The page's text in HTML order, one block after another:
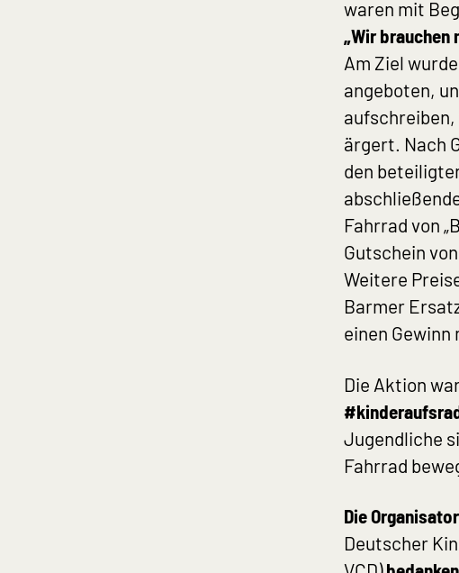
waren mit
„Wir brauchen
Am Ziel
angeboten,
aufschreiben,
ärgert. Nach
den
Fahrrad von
Gutschein
Weitere
Barmer
einen
Die Aktion
Jugendliche
Fahrrad
Die
Deutscher